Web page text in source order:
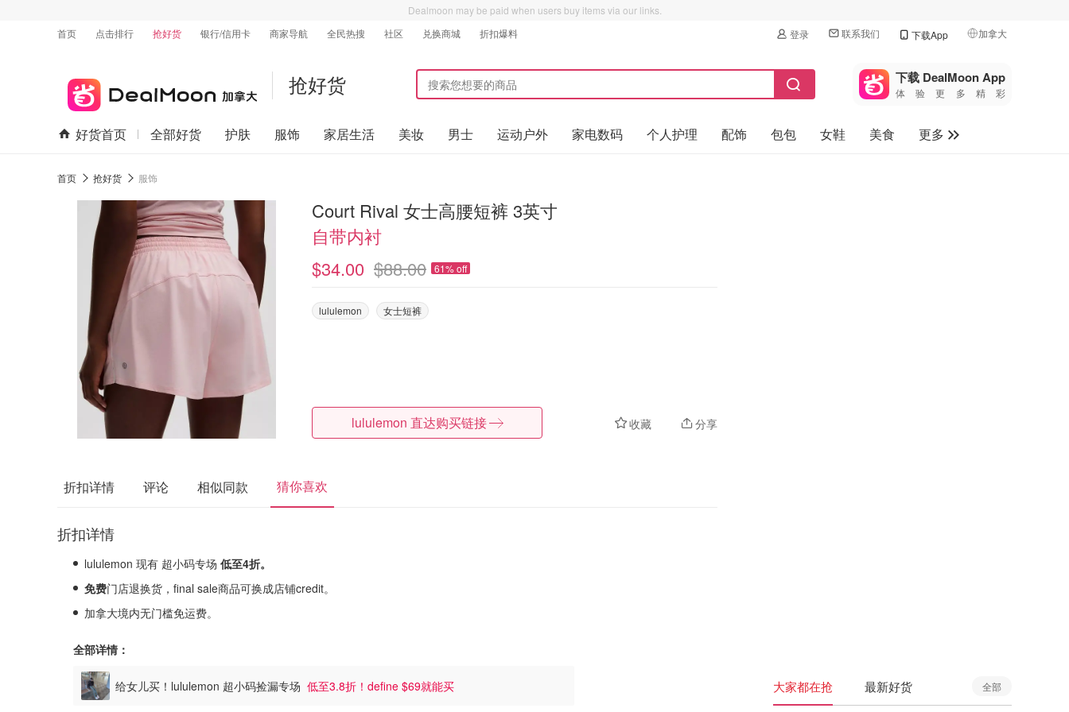
Dealmoon may be paid when users buy items via our links.
首页
点击排行 抢好货 银行/信用卡 商家导航 全民热搜 社区 兑换商城 折扣爆料 登录 联系我们 下载App 加拿大
🇺🇸
美国
🇨🇳中国
🇨🇦加拿大
抢好货 下载 DealMoon App
体验更多精彩
好货首页 全部好货 护肤 服饰 家居生活 美妆 男士 运动户外 家电数码 个人护理 配饰 包包 女鞋 美食
更多
首页 抢好货 服饰
Court Rival 女士高腰短裤 3英寸
自带内衬
$34.00 $88.00 61% off
lululemon 女士短裤
收藏 分享
lululemon 直达购买链接
折扣详情 评论 相似同款 猜你喜欢
折扣详情
lululemon 现有 超小码专场 低至4折。
免费门店退换货，final sale商品可换成店铺credit。
加拿大境内无门槛免运费。
全部详情：
给女儿买！lululemon 超小码捡漏专场 低至3.8折！define $69就能买 大家都在抢 最新好货 全部